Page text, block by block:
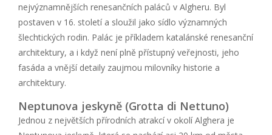
nejvýznamnějších renesančních paláců v Algheru. Byl
postaven v 16. století a sloužil jako sídlo významných
šlechtických rodin. Palác je příkladem katalánské renesanční
architektury, a i když není plně přístupný veřejnosti, jeho
fasáda a vnější detaily zaujmou milovníky historie a
architektury.
Neptunova jeskyně (Grotta di Nettuno)
Jednou z největších přírodních atrakcí v okolí Alghera je